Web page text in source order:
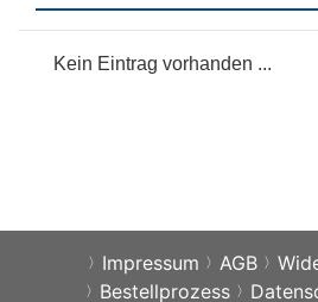
Kein Eintrag vorhanden ...
Impressum AGB
Bestellprozess